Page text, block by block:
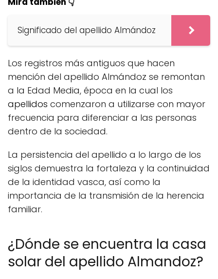
Significado del apellido Almándoz
Los registros más antiguos que hacen
mención del apellido Almándoz se remontan
a la Edad Media, época en la cual los
apellidos comenzaron a utilizarse con mayor
frecuencia para diferenciar a las personas
dentro de la sociedad.
La persistencia del apellido a lo largo de los
siglos demuestra la fortaleza y la continuidad
de la identidad vasca, así como la
importancia de la transmisión de la herencia
familiar.
¿Dónde se encuentra la casa
solar del apellido Almandoz?